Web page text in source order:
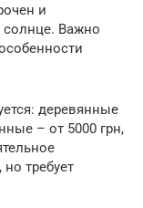
и
солнце. Важно
деревянные
– от 5000 грн,
требует